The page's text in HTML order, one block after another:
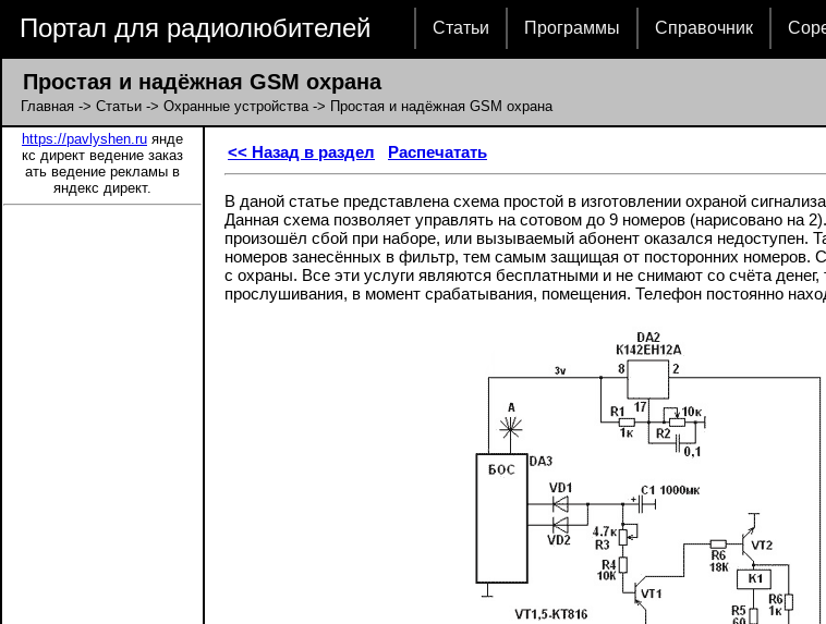
Портал для радиолюбителей Статьи Программы Справочник
Простая и надёжная GSM охрана
Главная -> Статьи -> Охранные устройства-> Простая и надёжная GSM охрана
https://pavlyshen.ru янде
кс директ ведение заказ
ать ведение рекламы в
яндекс директ.
<< Назад в раздел Распечатать
В даной статье представлена схема простой в изготовлении охраной
Данная схема позволяет управлять на сотовом до 9 номеров (нарисовано
произошёл сбой при наборе, или вызываемый абонент оказался недоступен.
номеров занесённых в фильтр, тем самым защищая от посторонних номеров.
с охраны. Все эти услуги являются бесплатными и не снимают со счёта
прослушивания, в момент срабатывания, помещения. Телефон постоянно